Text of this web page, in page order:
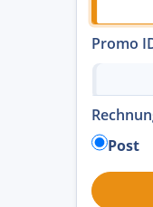
Promo
Post